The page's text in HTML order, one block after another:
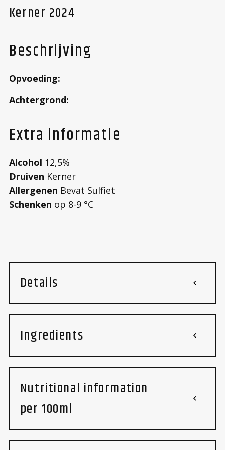
Kerner 2024
Beschrijving
Opvoeding:
Achtergrond:
Extra informatie
Alcohol 12,5%
Druiven Kerner
Allergenen Bevat Sulfiet
Schenken op 8-9 °C
Details
Ingredients
Nutritional information
per 100ml